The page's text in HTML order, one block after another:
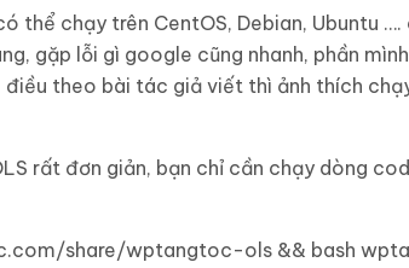
thể chạy trên CentOS, Debian, Ubuntu
gặp lỗi gì google cũng nhanh, phần
điều theo bài tác giả viết thì ảnh thích
rất đơn giản, bạn chỉ cần chạy dòng
share/wptangtoc-ols && bash